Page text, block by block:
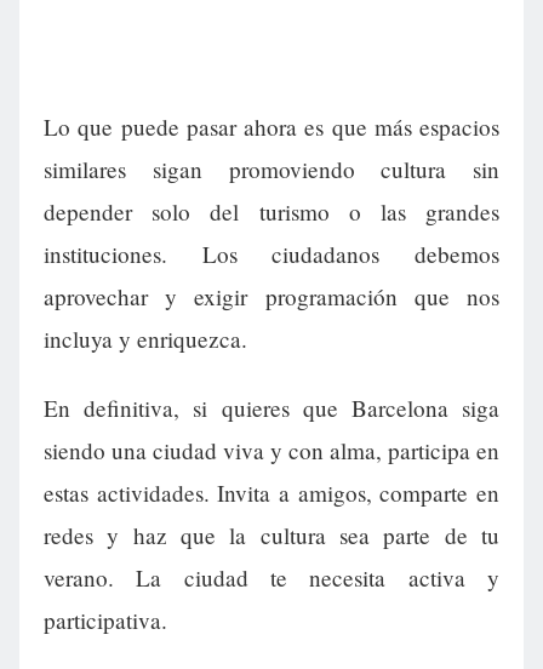
Lo que puede pasar ahora es que más espacios
similares sigan promoviendo cultura sin
depender solo del turismo o las grandes
instituciones. Los ciudadanos debemos
aprovechar y exigir programación que nos
incluya y enriquezca.
En definitiva, si quieres que Barcelona siga
siendo una ciudad viva y con alma, participa en
estas actividades. Invita a amigos, comparte en
redes y haz que la cultura sea parte de tu
verano. La ciudad te necesita activa y
participativa.